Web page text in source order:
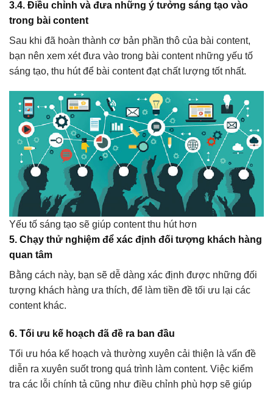
3.4. Điều chỉnh và đưa những ý tưởng sáng tạo vào
trong bài content
Sau khi đã hoàn thành cơ bản phần thô của bài content,
bạn nên xem xét đưa vào trong bài content những yếu tố
sáng tạo, thu hút để bài content đạt chất lượng tốt nhất.
Yếu tố sáng tạo sẽ giúp content thu hút hơn
5. Chạy thử nghiệm để xác định đối tượng khách hàng
quan tâm
Bằng cách này, bạn sẽ dễ dàng xác định được những đối
tượng khách hàng ưa thích, để làm tiền đề tối ưu lại các
content khác.
6. Tối ưu kế hoạch đã đề ra ban đầu
Tối ưu hóa kế hoạch và thường xuyên cải thiện là vấn đề
diễn ra xuyên suốt trong quá trình làm content. Việc kiểm
tra các lỗi chính tả cũng như điều chỉnh phù hợp sẽ giúp